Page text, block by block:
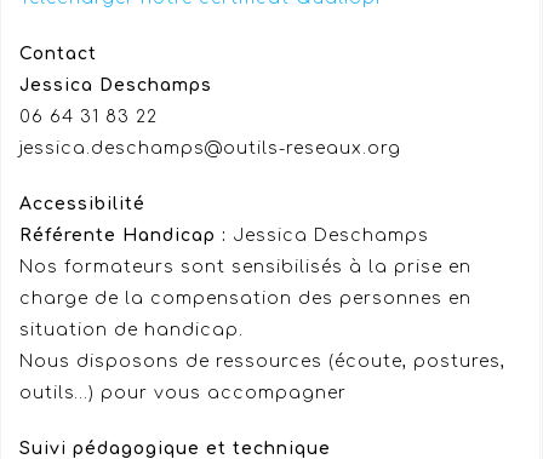
Contact
Jessica Deschamps
06 64 31 83 22
jessica.deschamps@outils-reseaux.org
Accessibilité
Référente Handicap : Jessica Deschamps
Nos formateurs sont sensibilisés à la prise en
charge de la compensation des personnes en
situation de handicap.
Nous disposons de ressources (écoute, postures,
outils…) pour vous accompagner
Suivi pédagogique et technique